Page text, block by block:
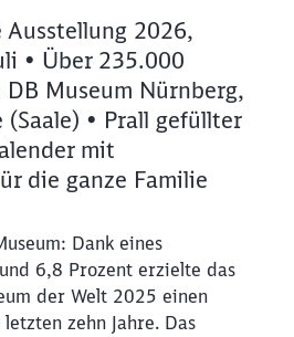
Ausstellung 2026,
• Über 235.000
DB Museum Nürnberg,
(Saale) • Prall gefüllter
mit
die ganze Familie
Dank eines
6,8 Prozent erzielte das
der Welt 2025 einen
zehn Jahre. Das